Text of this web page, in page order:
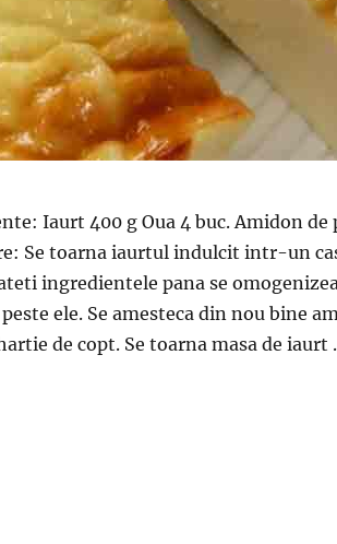
Iaurt 400 g Oua 4 buc. Amidon de
Se toarna iaurtul indulcit intr-un
ingredientele pana se
ele. Se amesteca din nou bine
de copt. Se toarna masa de